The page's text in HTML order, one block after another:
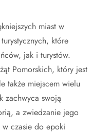
miast w
które
jak i turystów.
Pomorskich, który jest
także miejscem wielu
zachwyca swoją
a zwiedzanie jego
czasie do epoki